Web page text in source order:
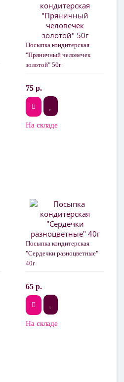
Посыпка кондитерская
"Пряничный человечек
золотой" 50г
75 р.
На складе
Посыпка кондитерская
"Сердечки разноцветные"
40г
65 р.
На складе